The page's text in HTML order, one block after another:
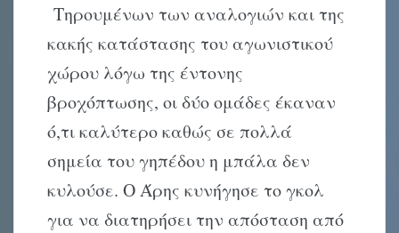
Τηρουμένων των αναλογιών και της
κακής κατάστασης του αγωνιστικού
χώρου λόγω της έντονης
βροχόπτωσης, οι δύο ομάδες έκαναν
ό,τι καλύτερο καθώς σε πολλά
σημεία του γηπέδου η μπάλα δεν
κυλούσε. Ο Άρης κυνήγησε το γκολ
για να διατηρήσει την απόσταση από